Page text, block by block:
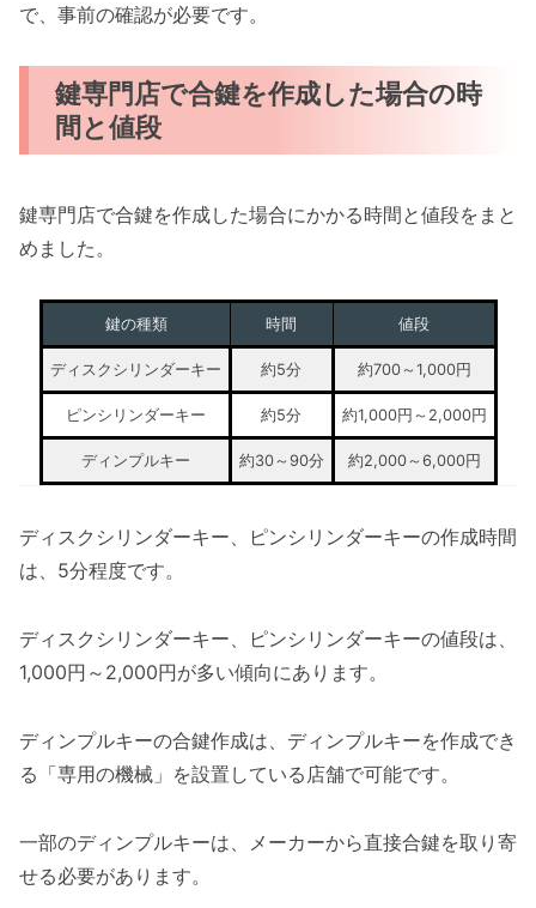
で、事前の確認が必要です。
鍵専門店で合鍵を作成した場合の時
間と値段
鍵専門店で合鍵を作成した場合にかかる時間と値段をまと
めました。
鍵の種類 時間 値段
ディスクシリンダーキー 約5分 約700～1,000円
ピンシリンダーキー 約5分 約1,000円～2,000円
ディンプルキー 約30～90分 約2,000～6,000円
ディスクシリンダーキー、ピンシリンダーキーの作成時間
は、5分程度です。
ディスクシリンダーキー、ピンシリンダーキーの値段は、
1,000円～2,000円が多い傾向にあります。
ディンプルキーの合鍵作成は、ディンプルキーを作成でき
る「専用の機械」を設置している店舗で可能です。
一部のディンプルキーは、メーカーから直接合鍵を取り寄
せる必要があります。